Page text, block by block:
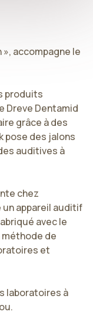
», accompagne le
produits
Dreve Dentamid
grâce à des
pose des jalons
auditives à
chez
un appareil auditif
avec le
méthode de
et
laboratoires à